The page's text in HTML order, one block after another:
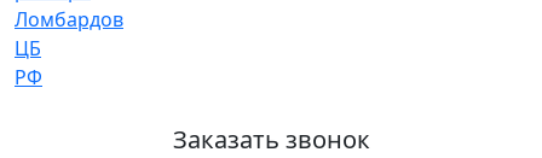
Заказать звонок